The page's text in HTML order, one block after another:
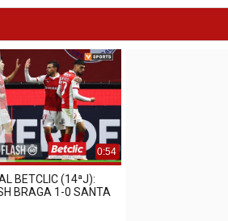
0:54
BETCLIC (14ªJ):
BRAGA 1-0 SANTA